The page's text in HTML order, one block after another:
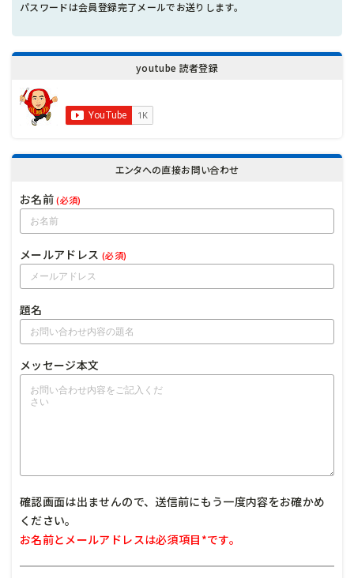
パスワードは会員登録完了メールでお送りします。
youtube 読者登録
エンタへの直接お問い合わせ
お名前(必須)
メールアドレス (必須)
題名
メッセージ本文
確認画面は出ませんので、送信前にもう一度内容をお確かめ
ください。
お名前とメールアドレスは必須項目*です。